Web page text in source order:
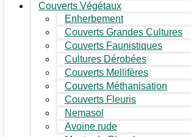
Couverts Végétaux
Enherbement
Couverts Grandes Cultures
Couverts Faunistiques
Cultures Dérobées
Couverts Mellifères
Couverts Méthanisation
Couverts Fleuris
Nemasol
Avoine rude